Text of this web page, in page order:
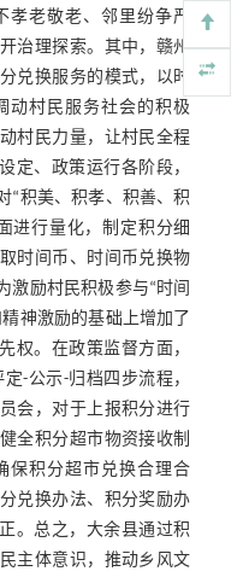
老敬老、邻里纷争严
治理探索。其中，赣州
兑换服务的模式，以时
动村民服务社会的积极
村民力量，让村民全程
定、政策运行各阶段，
“积美、积孝、积善、积
进行量化，制定积分细
时间币、时间币兑换物
激励村民积极参与“时间
神激励的基础上增加了
权。在政策监督方面，
-公示-归档四步流程，
会，对于上报积分进行
全积分超市物资接收制
保积分超市兑换合理合
兑换办法、积分奖励办
。总之，大余县通过积
主体意识，推动乡风文